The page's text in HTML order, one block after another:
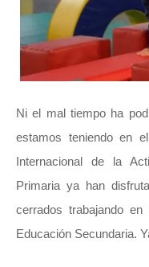
Ni el mal tiempo ha
estamos teniendo en
Internacional de la
Primaria ya han
cerrados trabajando
Educación Secundaria.